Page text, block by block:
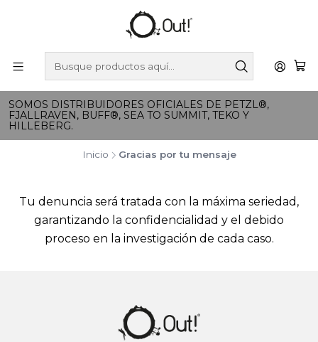
SOMOS DISTRIBUIDORES OFICIALES DE PETZL®,
FJALLRAVEN, BUFF®, SEA TO SUMMIT, TEKO Y
HILLEBERG.
Inicio Gracias por tu mensaje
Tu denuncia será tratada con la máxima seriedad,
garantizando la confidencialidad y el debido
proceso en la investigación de cada caso.